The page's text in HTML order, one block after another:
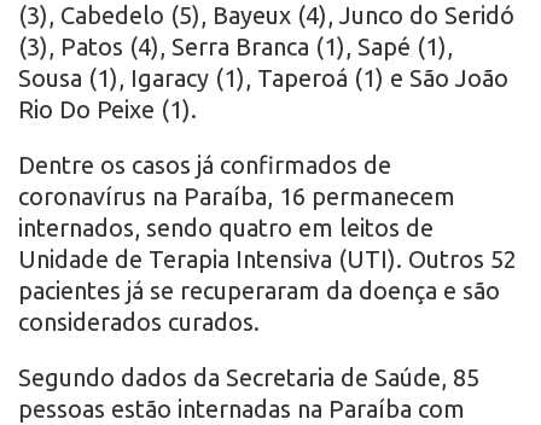
(3), Cabedelo (5), Bayeux (4), Junco do Seridó
(3), Patos (4), Serra Branca (1), Sapé (1),
Sousa (1), Igaracy (1), Taperoá (1) e São João
Rio Do Peixe (1).
Dentre os casos já confirmados de
coronavírus na Paraíba, 16 permanecem
internados, sendo quatro em leitos de
Unidade de Terapia Intensiva (UTI). Outros 52
pacientes já se recuperaram da doença e são
considerados curados.
Segundo dados da Secretaria de Saúde, 85
pessoas estão internadas na Paraíba com